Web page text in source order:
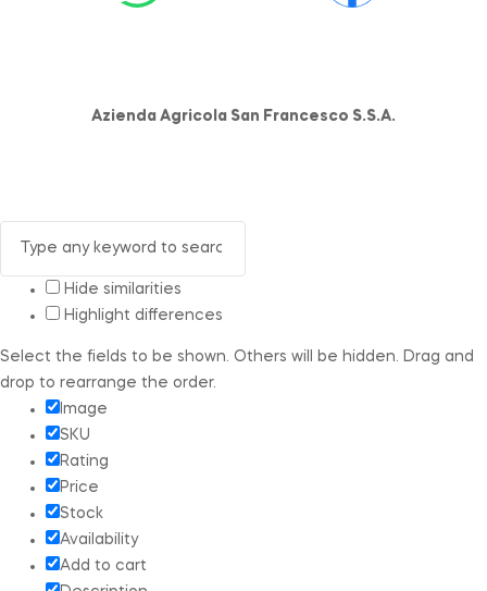
Azienda Agricola San Francesco S.S.A.
Hide similarities
Highlight differences
Select the fields to be shown. Others will be hidden. Drag and
drop to rearrange the order.
Image
SKU
Rating
Price
Stock
Availability
Add to cart